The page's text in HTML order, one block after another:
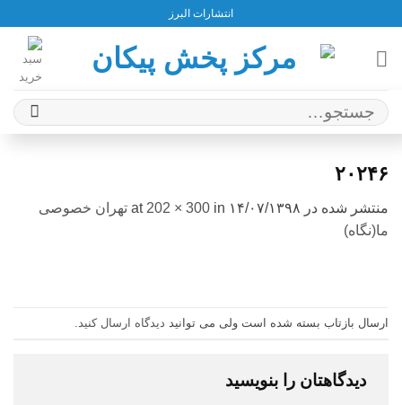
content
انتشارات البرز
جستجو
برای:
۲۰۲۴۶
منتشر شده در ۱۴/۰۷/۱۳۹۸ 202 × 300 in
تهران خصوصی
ما(نگاه)
ارسال بازتاب بسته شده است ولی می توانید دیدگاه ارسال کنید
دیدگاهتان را بنویسید